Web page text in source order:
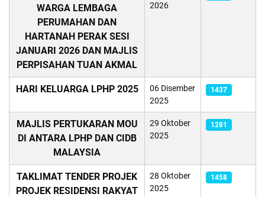
WARGA LEMBAGA
PERUMAHAN DAN
HARTANAH PERAK SESI
JANUARI 2026 DAN MAJLIS
PERPISAHAN TUAN AKMAL
2026
HARI KELUARGA LPHP 2025
06 Disember
2025
1437
MAJLIS PERTUKARAN MOU
DI ANTARA LPHP DAN CIDB
MALAYSIA
29 Oktober
2025
1281
TAKLIMAT TENDER PROJEK
PROJEK RESIDENSI RAKYAT
28 Oktober
2025
1458